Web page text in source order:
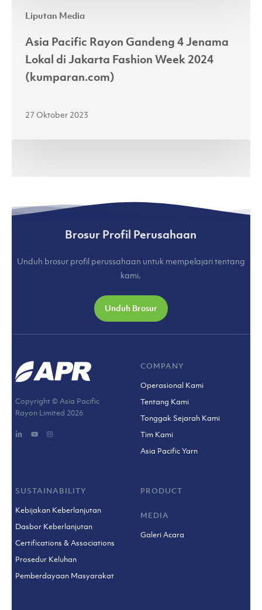
2024
(detik.com)
Liputan Media
Pacific
Rayon
Gandeng
Jenama
Asia Pacific Rayon Gandeng 4 Jenama
Lokal di Jakarta Fashion Week 2024
(kumparan.com)
27 Oktober 2023
Brosur Profil Perusahaan
Unduh brosur profil perussahaan untuk mempelajari tentang
kami.
Unduh Brosur
Copyright © Asia Pacific
Rayon Limited 2026
COMPANY
Operasional Kami
Tentang Kami
Tonggak Sejarah Kami
Tim Kami
Asia Pacific Yarn
SUSTAINABILITY
Kebijakan Keberlanjutan
Dasbor Keberlanjutan
Certifications & Associations
Prosedur Keluhan
Pemberdayaan Masyarakat
PRODUCT
MEDIA
Galeri Acara